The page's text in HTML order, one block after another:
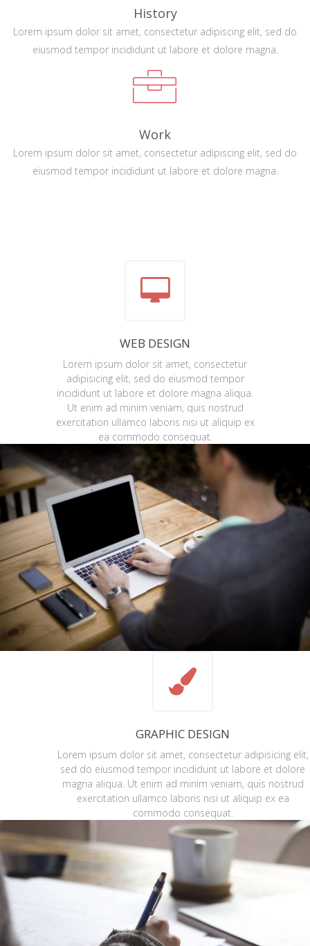
History
Lorem ipsum dolor sit amet, consectetur adipiscing elit, sed do
eiusmod tempor incididunt ut labore et dolore magna.
Work
Lorem ipsum dolor sit amet, consectetur adipiscing elit, sed do
eiusmod tempor incididunt ut labore et dolore magna.
WEB DESIGN
Lorem ipsum dolor sit amet, consectetur
adipisicing elit, sed do eiusmod tempor
incididunt ut labore et dolore magna aliqua.
Ut enim ad minim veniam, quis nostrud
exercitation ullamco laboris nisi ut aliquip ex
ea commodo consequat.
GRAPHIC DESIGN
Lorem ipsum dolor sit amet, consectetur adipisicing elit,
sed do eiusmod tempor incididunt ut labore et dolore
magna aliqua. Ut enim ad minim veniam, quis nostrud
exercitation ullamco laboris nisi ut aliquip ex ea
commodo consequat.